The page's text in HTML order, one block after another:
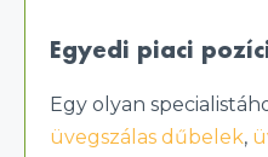
Egyedi piaci
Egy olyan
üvegszálas dűbelek,